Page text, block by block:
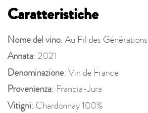
Caratteristiche
Nome del vino: Au Fil des Générations
Annata: 2021
Denominazione: Vin de France
Provenienza: Francia-Jura
Vitigni: Chardonnay 100%